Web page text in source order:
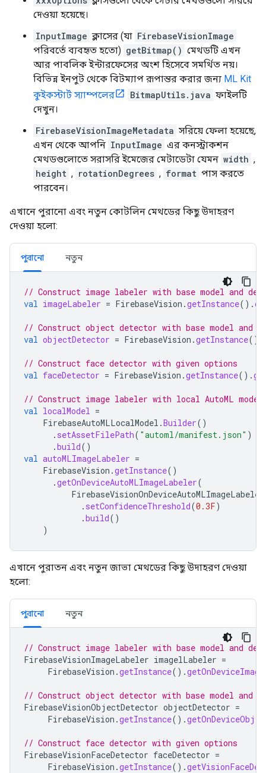
দেওয়া হয়েছে।
InputImage ক্লাসের (যা FirebaseVisionImage
পরিবর্তে ব্যবহৃত হতো) getBitmap() মেথডটি এখন
আর পাবলিক ইন্টারফেসের অংশ হিসেবে সমর্থিত নয়।
বিভিন্ন ইনপুট থেকে বিটম্যাপ রূপান্তর করার জন্য ML Kit
কুইকস্টার্ট স্যাম্পলের
BitmapUtils.java ফাইলটি
দেখুন।
FirebaseVisionImageMetadata সরিয়ে ফেলা হয়েছে,
এখন থেকে আপনি InputImage এর কনস্ট্রাকশন
মেথডগুলোতে সরাসরি ইমেজের মেটাডেটা যেমন width ,
height , rotationDegrees , format পাস করতে
পারবেন।
এখানে পুরানো এবং নতুন কোটলিন মেথডের কিছু উদাহরণ
দেওয়া হলো:
পুরানো নতুন
// Construct image labeler with base model and
val imageLabeler = FirebaseVision .getInstance().
// Construct object detector with base model and
val objectDetector = FirebaseVision .getInstance().
// Construct face detector with given options
val faceDetector = FirebaseVision .getInstance().
// Construct image labeler with local AutoML model
val localModel =
FirebaseAutoMLLocalModel .Builder()
. setAssetFilePath( "automl/manifest.json" )
.build()
val autoMLImageLabeler =
FirebaseVision .getInstance()
.getOnDeviceAutoMLImageLabeler(
. setConfidenceThreshold(0.3F)
.build()
)
এখানে পুরাতন এবং নতুন জাভা মেথডের কিছু উদাহরণ দেওয়া
হলো:
পুরানো নতুন
// Construct image labeler with base model and
FirebaseVisionImageLabeler imagelLabeler =
FirebaseVision .getInstance().
// Construct object detector with base model and
FirebaseVisionObjectDetector objectDetector =
FirebaseVision .getInstance().
// Construct face detector with given options
FirebaseVisionFaceDetector faceDetector =
FirebaseVision .getInstance().